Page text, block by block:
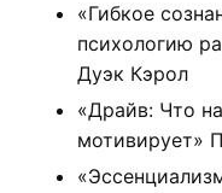
«Гибкое
психологию
Дуэк Кэрол
«Драйв: Что
мотивирует»